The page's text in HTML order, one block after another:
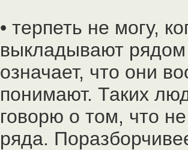
• терпеть не могу,
выкладывают
означает, что они
понимают. Таких
говорю о том, что
ряда.